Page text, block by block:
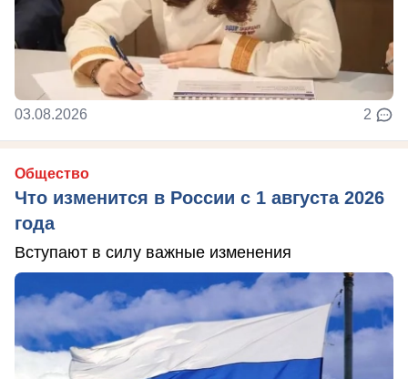
03.08.2026 2
Общество
Что изменится в России с 1 августа 2026
года
Вступают в силу важные изменения